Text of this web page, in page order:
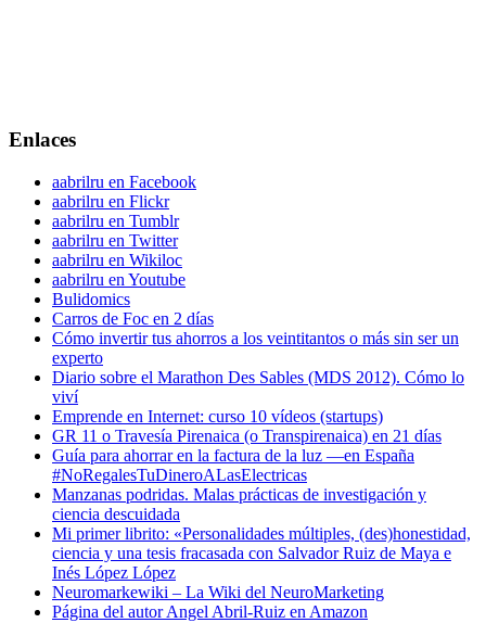
Enlaces
aabrilru en Facebook
aabrilru en Flickr
aabrilru en Tumblr
aabrilru en Twitter
aabrilru en Wikiloc
aabrilru en Youtube
Bulidomics
Carros de Foc en 2 días
Cómo invertir tus ahorros a los veintitantos o más sin ser un
experto
Diario sobre el Marathon Des Sables (MDS 2012). Cómo lo
viví
Emprende en Internet: curso 10 vídeos (startups)
GR 11 o Travesía Pirenaica (o Transpirenaica) en 21 días
Guía para ahorrar en la factura de la luz —en España
#NoRegalesTuDineroALasElectricas
Manzanas podridas. Malas prácticas de investigación y
ciencia descuidada
Mi primer librito: «Personalidades múltiples, (des)honestidad,
ciencia y una tesis fracasada con Salvador Ruiz de Maya e
Inés López López
Neuromarkewiki – La Wiki del NeuroMarketing
Página del autor Angel Abril-Ruiz en Amazon